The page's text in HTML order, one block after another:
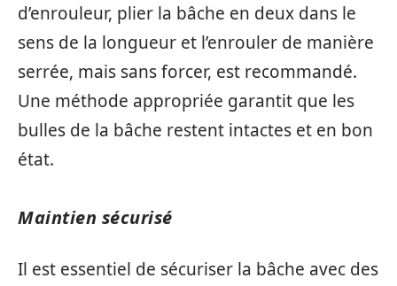
d’enrouleur, plier la bâche en deux dans le
sens de la longueur et l’enrouler de manière
serrée, mais sans forcer, est recommandé.
Une méthode appropriée garantit que les
bulles de la bâche restent intactes et en bon
état.
Maintien sécurisé
Il est essentiel de sécuriser la bâche avec des